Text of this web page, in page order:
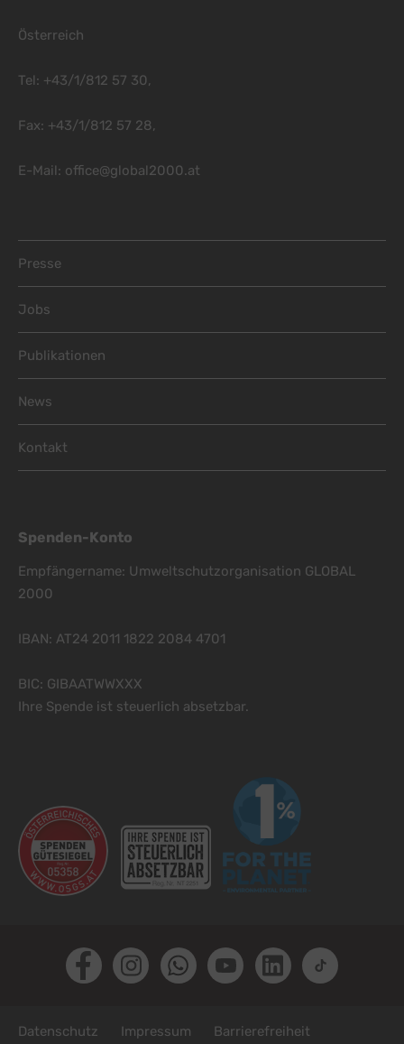
Österreich
Tel: +43/1/812 57 30,
Fax: +43/1/812 57 28,
E-Mail: office@global2000.at
Presse
Jobs
Publikationen
News
Kontakt
Spenden-Konto
Empfängername: Umweltschutzorganisation GLOBAL
2000
IBAN: AT24 2011 1822 2084 4701
BIC: GIBAATWWXXX
Ihre Spende ist steuerlich absetzbar.
Datenschutz Impressum Barrierefreiheit